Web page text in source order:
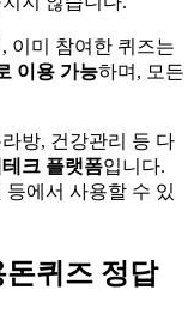
이미 참여한 퀴즈는
이용 가능하며, 모든
방, 건강관리 등 다
크 플랫폼입니다.
에서 사용할 수 있
돈퀴즈 정답